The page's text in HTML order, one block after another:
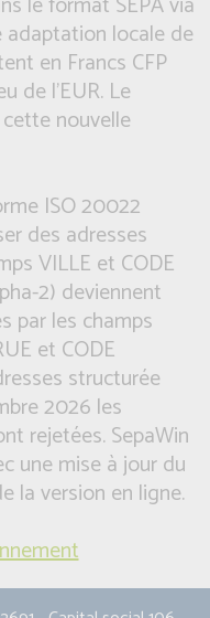
adaptation locale de
en Francs CFP
de l'EUR. Le
nouvelle
ISO 20022
des adresses
VILLE et CODE
2) deviennent
par les champs
et CODE
structurée
2026 les
rejetées. SepaWin
une mise à jour du
la version en ligne.